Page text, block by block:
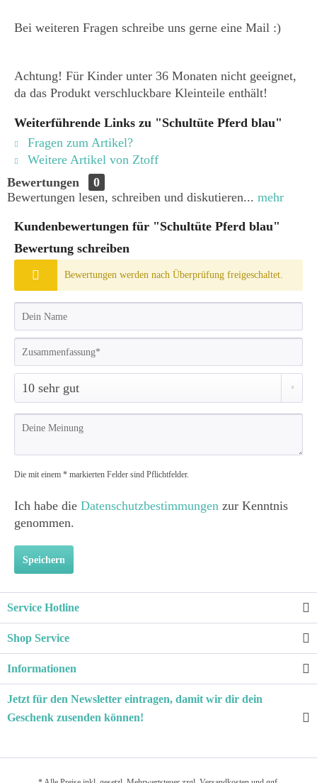
Bei weiteren Fragen schreibe uns gerne eine Mail :)
Achtung! Für Kinder unter 36 Monaten nicht geeignet,
da das Produkt verschluckbare Kleinteile enthält!
Weiterführende Links zu "Schultüte Pferd blau"
Fragen zum Artikel?
Weitere Artikel von Ztoff
Bewertungen
0
Bewertungen lesen, schreiben und diskutieren... mehr
Kundenbewertungen für "Schultüte Pferd blau"
Bewertung schreiben
Bewertungen werden nach Überprüfung freigeschaltet.
Die mit einem * markierten Felder sind Pflichtfelder.
Ich habe die Datenschutzbestimmungen zur Kenntnis
genommen.
Speichern
Service Hotline
Shop Service
Informationen
Jetzt für den Newsletter eintragen, damit wir dir dein
Geschenk zusenden können!